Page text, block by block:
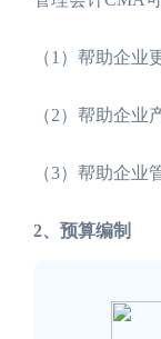
（1）帮助企
（2）帮助企
（3）帮助企
2、预算编制